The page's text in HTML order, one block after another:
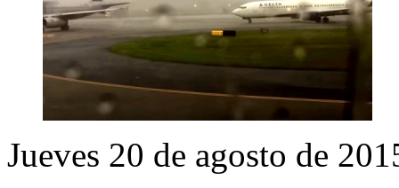
Jueves 20 de agosto de